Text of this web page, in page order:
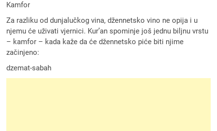
Kamfor
Za razliku od dunjalučkog vina, džennetsko vino ne opija i u
njemu će uživati vjernici. Kur’an spominje još jednu biljnu vrstu
– kamfor – kada kaže da će džennetsko piće biti njime
začinjeno:
dzemat-sabah